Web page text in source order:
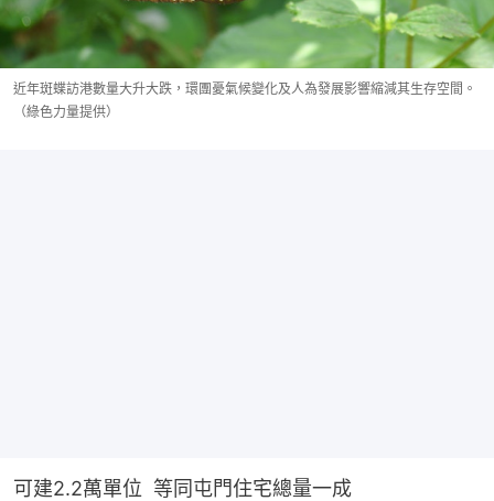
近年斑蝶訪港數量大升大跌，環團憂氣候變化及人為發展影響縮減其生存空間。
（綠色力量提供）
可建2.2萬單位  等同屯門住宅總量一成